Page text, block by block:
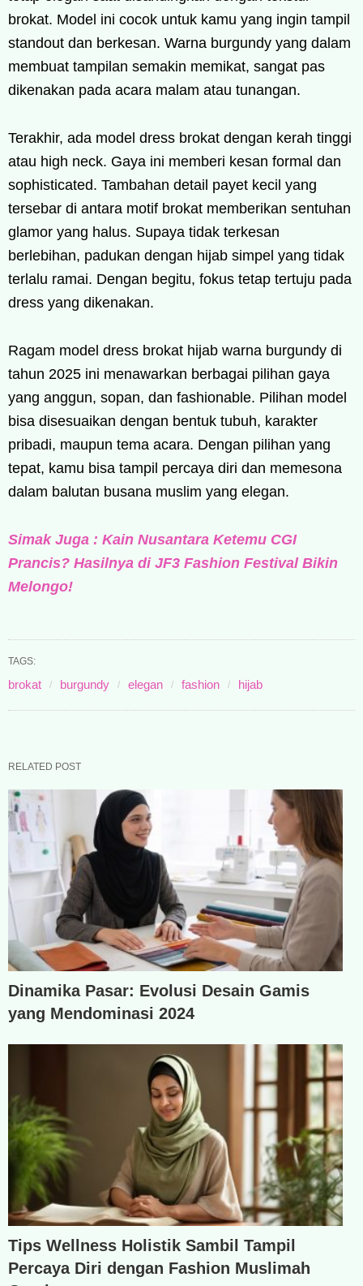
brokat. Model ini cocok untuk kamu yang ingin tampil
standout dan berkesan. Warna burgundy yang dalam
membuat tampilan semakin memikat, sangat pas
dikenakan pada acara malam atau tunangan.
Terakhir, ada model dress brokat dengan kerah tinggi
atau high neck. Gaya ini memberi kesan formal dan
sophisticated. Tambahan detail payet kecil yang
tersebar di antara motif brokat memberikan sentuhan
glamor yang halus. Supaya tidak terkesan
berlebihan, padukan dengan hijab simpel yang tidak
terlalu ramai. Dengan begitu, fokus tetap tertuju pada
dress yang dikenakan.
Ragam model dress brokat hijab warna burgundy di
tahun 2025 ini menawarkan berbagai pilihan gaya
yang anggun, sopan, dan fashionable. Pilihan model
bisa disesuaikan dengan bentuk tubuh, karakter
pribadi, maupun tema acara. Dengan pilihan yang
tepat, kamu bisa tampil percaya diri dan memesona
dalam balutan busana muslim yang elegan.
Simak Juga : Kain Nusantara Ketemu CGI
Prancis? Hasilnya di JF3 Fashion Festival Bikin
Melongo!
TAGS:
brokat burgundy elegan fashion hijab
RELATED POST
Dinamika Pasar: Evolusi Desain Gamis
yang Mendominasi 2024
Tips Wellness Holistik Sambil Tampil
Percaya Diri dengan Fashion Muslimah